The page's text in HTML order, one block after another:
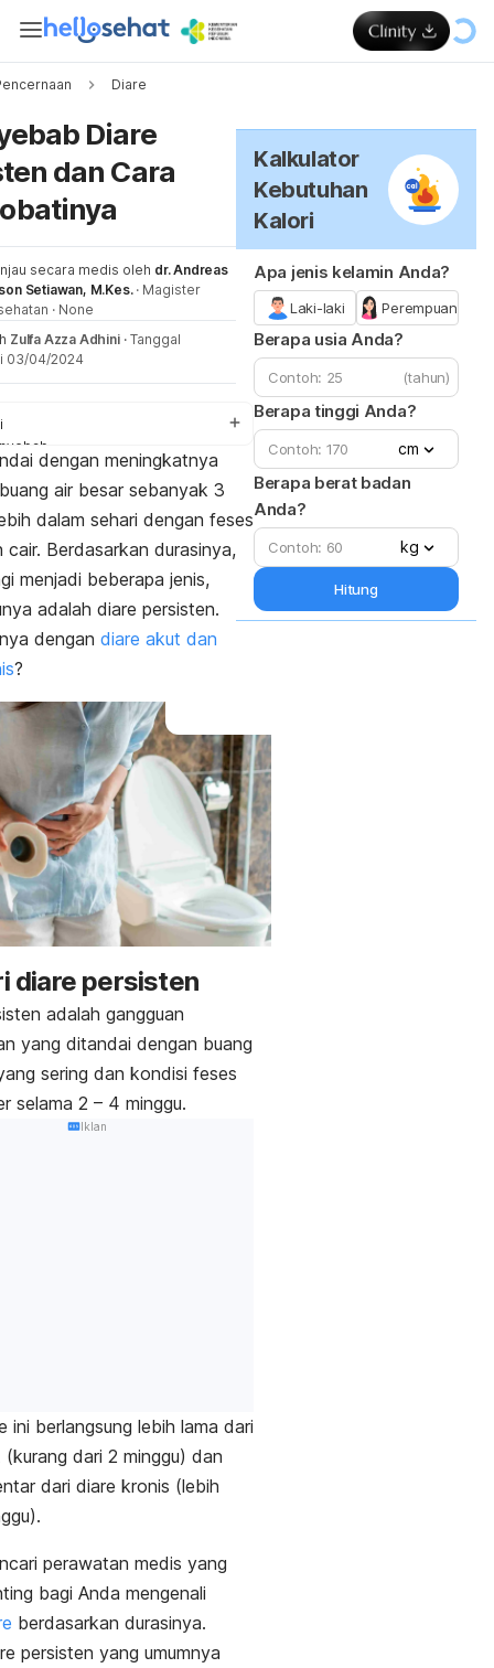
Diare
Diare
dan Cara
secara medis oleh dr. Andreas
Setiawan, M.Kes. · Magister
· None
Zulfa Azza Adhini · Tanggal
03/04/2024
mengobati
dengan meningkatnya
air besar sebanyak 3
dalam sehari dengan feses
cair. Berdasarkan durasinya,
menjadi beberapa jenis,
adalah diare persisten.
dengan diare akut dan
?
diare persisten
adalah gangguan
yang ditandai dengan buang
sering dan kondisi feses
selama 2 – 4 minggu.
Iklan
ini berlangsung lebih lama dari
dari 2 minggu) dan
dari diare kronis (lebih
perawatan medis yang
bagi Anda mengenali
berdasarkan durasinya.
persisten yang umumnya
Kalkulator
Kebutuhan
Kalori
Apa jenis kelamin Anda?
Laki-laki Perempuan
Berapa usia Anda?
(tahun)
Berapa tinggi Anda?
cm
Berapa berat badan
Anda?
kg
Hitung